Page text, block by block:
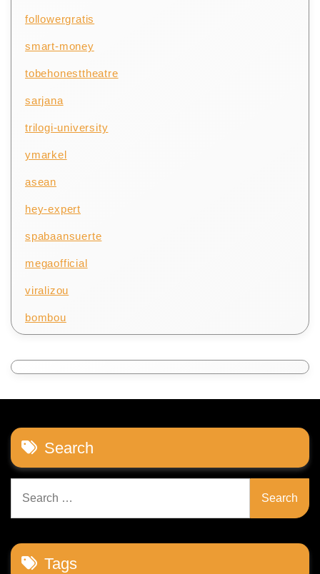
followergratis
smart-money
tobehonesttheatre
sarjana
trilogi-university
ymarkel
asean
hey-expert
spabaansuerte
megaofficial
viralizou
bombou
Search
for:
Tags